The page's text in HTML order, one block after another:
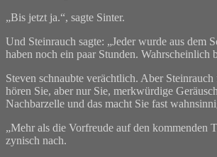
„Bis jetzt ja.“, sagte Sinter.
Und Steinrauch sagte: „Jeder wurde aus dem
haben noch ein paar Stunden. Wahrscheinlich
Steven schnaubte verächtlich. Aber
hören Sie, aber nur Sie, merkwürdige
Nachbarzelle und das macht Sie fast
„Mehr als die Vorfreude auf den kommenden
zynisch nach.